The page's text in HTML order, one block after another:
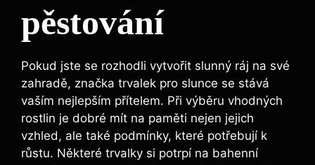
pěstování
Pokud jste se rozhodli vytvořit slunný ráj na své
zahradě, značka trvalek pro slunce se stává
vaším nejlepším přítelem. Při výběru vhodných
rostlin je dobré mít na paměti nejen jejich
vzhled, ale také podmínky, které potřebují k
růstu. Některé trvalky si potrpí na bahenní